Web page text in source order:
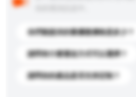
你們能提供的最優惠價格是多少？
請問有什麼運送方式可以選擇？
請問你的產品是否支持定制？